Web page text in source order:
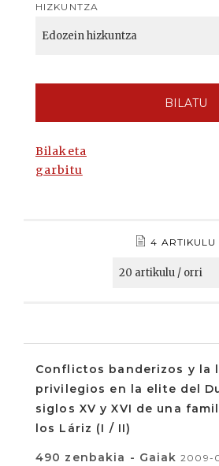
HIZKUNTZA
BILATU
Bilaketa
garbitu
4 ARTIKULU
Conflictos banderizos y la
privilegios en la elite del
siglos XV y XVI de una
los Láriz (I / II)
490 zenbakia - Gaiak 2009-